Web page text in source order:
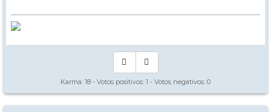
Karma: 18 - Votos positivos: 1 - Votos negativos: 0